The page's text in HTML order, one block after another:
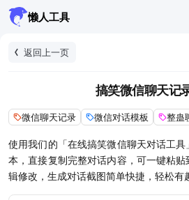
懒人工具
返回上一页
搞笑微信聊天记
微信聊天记录 微信对话模板 整蛊
使用我们的「在线搞笑微信聊天对话工
本，直接复制完整对话内容，可一键粘
辑修改，生成对话截图简单快捷，轻松有